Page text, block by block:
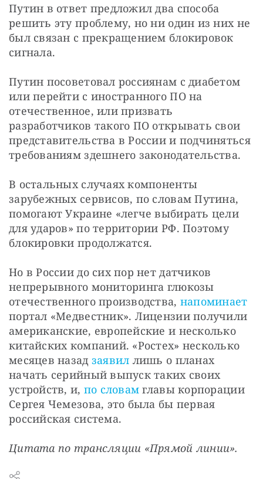
Путин в ответ предложил два способа
решить эту проблему, но ни один из них не
был связан с прекращением блокировок
сигнала.
Путин посоветовал россиянам с диабетом
или перейти с иностранного ПО на
отечественное, или призвать
разработчиков такого ПО открывать свои
представительства в России и подчиняться
требованиям здешнего законодательства.
В остальных случаях компоненты
зарубежных сервисов, по словам Путина,
помогают Украине «легче выбирать цели
для ударов» по территории РФ. Поэтому
блокировки продолжатся.
Но в России до сих пор нет датчиков
непрерывного мониторинга глюкозы
отечественного производства, напоминает
портал «Медвестник». Лицензии получили
американские, европейские и несколько
китайских компаний. «Ростех» несколько
месяцев назад заявил лишь о планах
начать серийный выпуск таких своих
устройств, и, по словам главы корпорации
Сергея Чемезова, это была бы первая
российская система.
Цитата по трансляции «Прямой линии».